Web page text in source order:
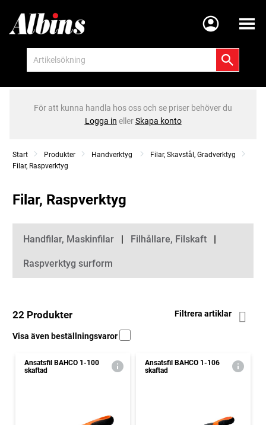
Meny
För att kunna handla hos oss och se priser behöver du
Logga in ellerSkapa konto
Start Produkter Handverktyg
Filar, Skavstål, Gradverktyg
Filar, Raspverktyg
Filar, Raspverktyg
Kategorier
Handfilar, Maskinfilar Filhållare, Filskaft
Raspverktyg surform
22 Produkter Filtrera artiklar
Visa även beställningsvaror
Ansatsfil BAHCO 1-100
skaftad
Ansatsfil BAHCO 1-106
skaftad